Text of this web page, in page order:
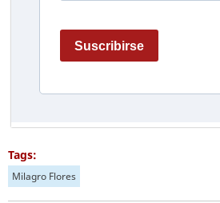
Tags:
Milagro Flores